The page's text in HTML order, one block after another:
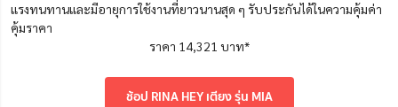
แรงทนทานและมีอายุการใช้งานที่ยาวนานสุด ๆ รับประกันได้ในความคุ้มค่า
คุ้มราคา
ราคา 14,321 บาท*
ช้อป RINA HEY เตียง รุ่น MIA